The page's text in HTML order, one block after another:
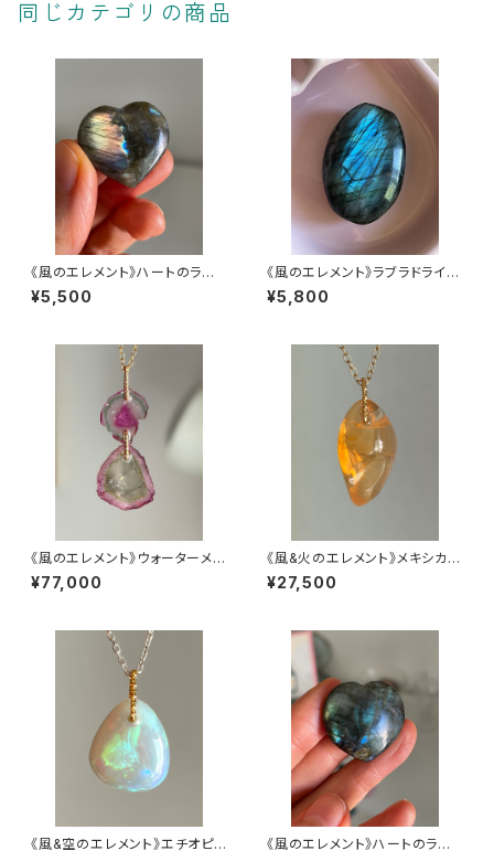
同じカテゴリの商品
《風のエレメント》ハートのラブラ
ドライト【驚きの大変身】
¥5,500
《風のエレメント》ラブラドライ
ト・パーム型【驚きの大変身】
¥5,800
《風のエレメント》ウォーターメロ
ントルマリンダブルチャーム
¥77,000
《風&火のエレメント》メキシカン
オパールのペンダントチャーム
【天に続く虹の橋】
¥27,500
《風&空のエレメント》エチオピア
《風のエレメント》ハートのラブラ